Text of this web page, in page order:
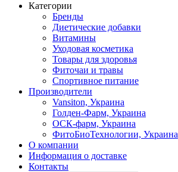
Категории
Бренды
Диетические добавки
Витамины
Уходовая косметика
Товары для здоровья
Фиточаи и травы
Спортивное питание
Производители
Vansiton, Украина
Голден-Фарм, Украина
ОСК-фарм, Украина
ФитоБиоТехнологии, Украина
О компании
Информация о доставке
Контакты